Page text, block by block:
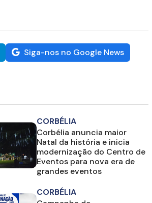
Siga-nos no Google News
CORBÉLIA
Corbélia anuncia maior
Natal da história e inicia
modernização do Centro de
Eventos para nova era de
grandes eventos
CORBÉLIA